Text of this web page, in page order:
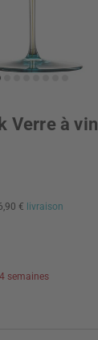
Verre à vin
€ livraison
semaines